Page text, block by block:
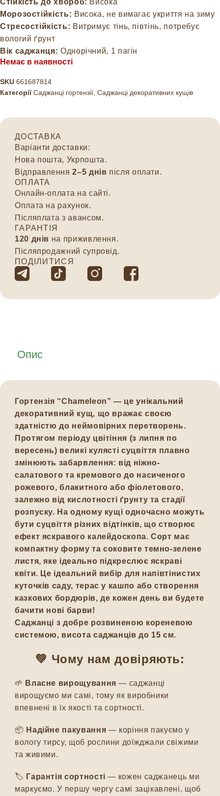
Стійкість до хвороб: Висока
Морозостійкість: Висока, не вимагає укриття на зиму
Стресостійкість: Витримує тінь, півтінь, потребує
вологий ґрунт
Вік саджанця: Однорічний, 1 пагін
Немає в наявності
SKU 661687814
Категорії Саджанці гортензії, Саджанці декоративних кущів
ДОСТАВКА
Варіанти доставки:
Нова пошта, Укрпошта.
Відправлення2–5 днів після оплати.
ОПЛАТА
Онлайн-оплата на сайті.
Оплата на рахунок.
Післяплата з авансом.
ГАРАНТІЯ
120 днів на приживлення.
Післяпродажний супровід.
ПОДІЛИТИСЯ
Опис
Гортензія “Chameleon” — це унікальний
декоративний кущ, що вражає своєю
здатністю до неймовірних перетворень.
Протягом періоду цвітіння (з липня по
вересень) великі кулясті суцвіття плавно
змінюють забарвлення: від ніжно-
салатового та кремового до насиченого
рожевого, блакитного або фіолетового,
залежно від кислотності ґрунту та стадії
розпуску. На одному кущі одночасно можуть
бути суцвіття різних відтінків, що створює
ефект яскравого калейдоскопа. Сорт має
компактну форму та соковите темно-зелене
листя, яке ідеально підкреслює яскраві
квіти. Це ідеальний вибір для напівтінистих
куточків саду, терас у кашпо або створення
казкових бордюрів, де кожен день ви будете
бачити нові барви!
Саджанці з добре розвиненою кореневою
системою, висота саджанців до 15 см.
💚 Чому нам довіряють:
🌱 Власне вирощування — саджанці
вирощуємо ми самі, тому як виробники
впевнені в їх якості та сортності.
📦 Надійне пакування — коріння пакуємо у
вологу тирсу, щоб рослини доїжджали свіжими
та живими.
🏷️ Гарантія сортності — кожен саджанець ми
маркуємо. У першу чергу самі зацікавлені, щоб